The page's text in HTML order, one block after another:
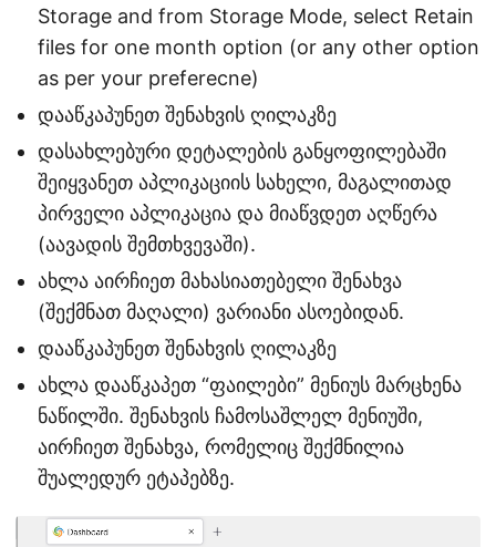
Storage and from Storage Mode, select Retain
files for one month option (or any other option
as per your preferecne)
დააწკაპუნეთ შენახვის ღილაკზე
დასახლებური დეტალების განყოფილებაში
შეიყვანეთ აპლიკაციის სახელი, მაგალითად
პირველი აპლიკაცია და მიაწვდეთ აღწერა
(აავადის შემთხვევაში).
ახლა აირჩიეთ მახასიათებელი შენახვა
(შექმნათ მაღალი) ვარიანი ასოებიდან.
დააწკაპუნეთ შენახვის ღილაკზე
ახლა დააწკაპეთ “ფაილები” მენიუს მარცხენა
ნაწილში. შენახვის ჩამოსაშლელ მენიუში,
აირჩიეთ შენახვა, რომელიც შექმნილია
შუალედურ ეტაპებზე.